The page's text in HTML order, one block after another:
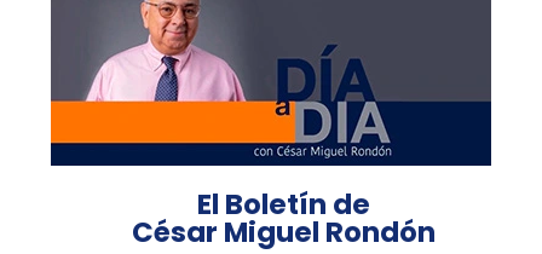
El Boletín de
César Miguel Rondón